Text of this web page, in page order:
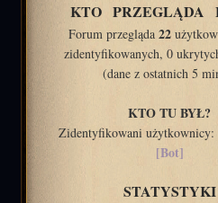
KTO PRZEGLĄDA
Forum przegląda 22
zidentyfikowanych, 0
(dane z ostatnich 5
KTO TU BYŁ?
Zidentyfikowani użytkownicy:
[Bot]
STATYSTYKI